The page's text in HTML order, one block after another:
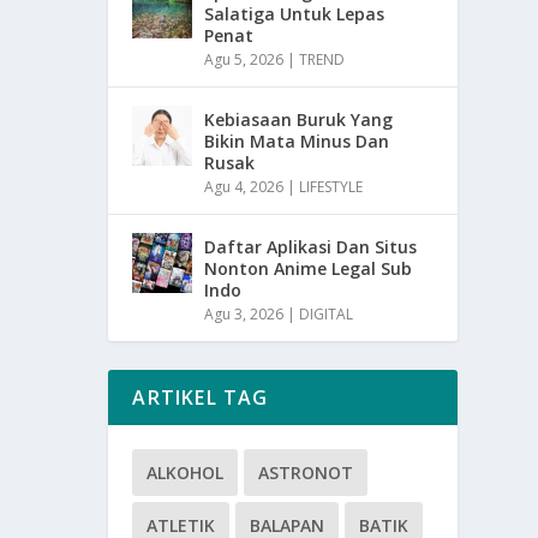
Salatiga Untuk Lepas
Penat
Agu 5, 2026 |TREND
Kebiasaan Buruk Yang
Bikin Mata Minus Dan
Rusak
Agu 4, 2026 | LIFESTYLE
Daftar Aplikasi Dan Situs
Nonton Anime Legal Sub
Indo
Agu 3, 2026 | DIGITAL
ARTIKEL TAG
ALKOHOL ASTRONOT
ATLETIK BALAPAN BATIK